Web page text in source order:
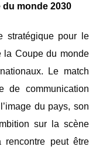
du monde 2030
stratégique pour le
la Coupe du monde
Le match
de communication
du pays, son
sur la scène
rencontre peut être